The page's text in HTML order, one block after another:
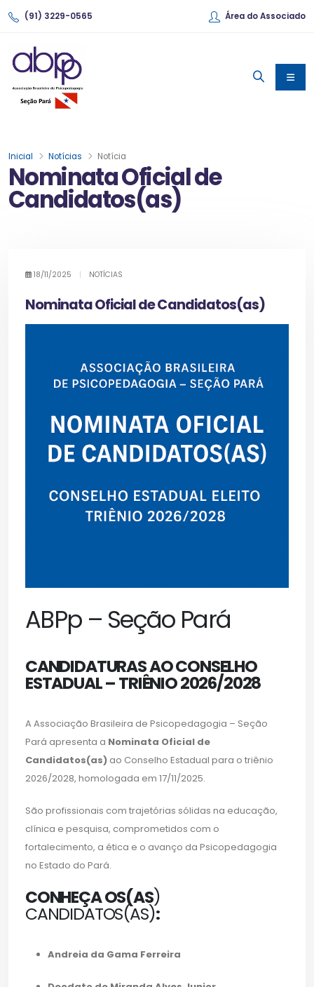
(91) 3229-0565 Área do Associado
Nominata Oficial de
Candidatos(as)
Inicial Notícias Notícia
18/11/2025 | NOTÍCIAS
Nominata Oficial de Candidatos(as)
ABPp – Seção Pará
CANDIDATURAS AO CONSELHO
ESTADUAL – TRIÊNIO 2026/2028
A Associação Brasileira de Psicopedagogia – Seção
Pará apresenta a Nominata Oficial de
Candidatos(as) ao Conselho Estadual para o triênio
2026/2028, homologada em 17/11/2025.
São profissionais com trajetórias sólidas na educação,
clínica e pesquisa, comprometidos com o
fortalecimento, a ética e o avanço da Psicopedagogia
no Estado do Pará.
CONHEÇA OS(AS)
CANDIDATOS(AS):
Andreia da Gama Ferreira